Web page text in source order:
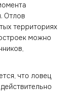
Отлов
территориях
можно
что ловец